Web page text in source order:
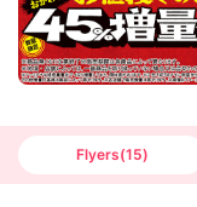
Flyers(15)